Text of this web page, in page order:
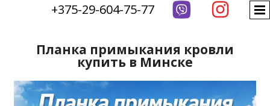
+375-29-604-75-77 
Планка примыкания кровли
купить в Минске